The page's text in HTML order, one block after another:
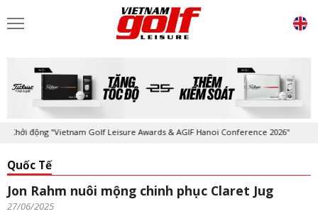
động "Vietnam Golf Leisure Awards & AGIF Hanoi Conference 2026"
Quốc Tế
Jon Rahm nuôi mộng chinh phục Claret Jug
27/06/2025